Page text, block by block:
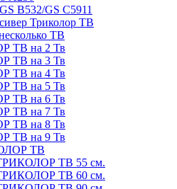
B532/GS C5911
Триколор ТВ
ТВ
ТВ на 2 Тв
ТВ на 3 Тв
ТВ на 4 Тв
ТВ на 5 Тв
ТВ на 6 Тв
ТВ на 7 Тв
ТВ на 8 Тв
ТВ на 9 Тв
ТВ
ТВ 55 см.
ТВ 60 см.